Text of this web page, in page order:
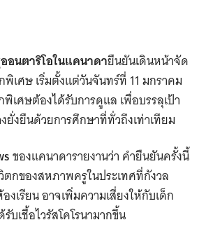
อนตาริโอในแคนาดายืนยันเดินหน้าจัด
พิเศษ เริ่มตั้งแต่วันจันทร์ที่ 11 มกราคม
เศษต้องได้รับการดูแล เพื่อบรรลุเป้า
งยืนด้วยการศึกษาที่ทั่วถึงเท่าเทียม
ของแคนาดารายงานว่า คำยืนยันครั้งนี้
กของสหภาพครูในประเทศที่กังวล
เรียน อาจเพิ่มความเสี่ยงให้กับเด็ก
บเชื้อไวรัสโคโรนามากขึ้น